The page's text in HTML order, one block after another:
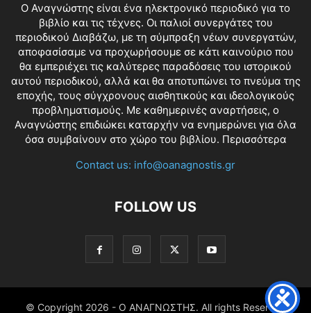
O Αναγνώστης είναι ένα ηλεκτρονικό περιοδικό για το
βιβλίο και τις τέχνες. Οι παλιοί συνεργάτες του
περιοδικού Διαβάζω, με τη σύμπραξη νέων συνεργατών,
αποφασίσαμε να προχωρήσουμε σε κάτι καινούριο που
θα εμπεριέχει τις καλύτερες παραδόσεις του ιστορικού
αυτού περιοδικού, αλλά και θα αποτυπώνει το πνεύμα της
εποχής, τους σύγχρονους αισθητικούς και ιδεολογικούς
προβληματισμούς. Με καθημερινές αναρτήσεις, ο
Αναγνώστης επιδιώκει καταρχήν να ενημερώνει για όλα
όσα συμβαίνουν στο χώρο του βιβλίου. Περισσότερα
Contact us: info@oanagnostis.gr
FOLLOW US
© Copyright 2026 - Ο ΑΝΑΓΝΩΣΤΗΣ. All rights Reserved